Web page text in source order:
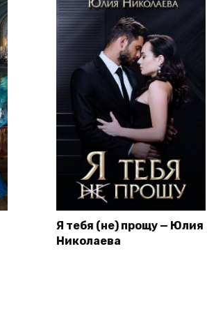
Я тебя (не) прощу — Юлия
Николаева